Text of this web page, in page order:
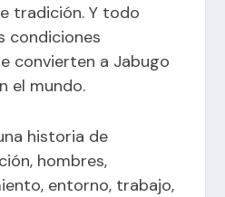
tradición. Y todo
condiciones
convierten a Jabugo
el mundo.
historia de
hombres,
entorno, trabajo,